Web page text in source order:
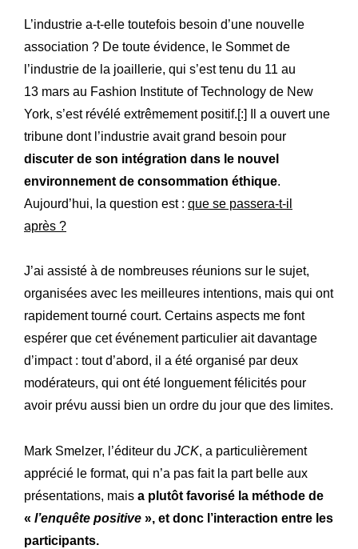
L’industrie a-t-elle toutefois besoin d’une nouvelle
association ? De toute évidence, le Sommet de
l’industrie de la joaillerie, qui s’est tenu du 11 au
13 mars au Fashion Institute of Technology de New
York, s’est révélé extrêmement positif.[:]
Il a ouvert une
tribune dont l’industrie avait grand besoin pour
discuter de son intégration dans le nouvel
environnement de consommation éthique.
Aujourd’hui, la question est : que se passera-t-il
après ?
J’ai assisté à de nombreuses réunions sur le sujet,
organisées avec les meilleures intentions, mais qui ont
rapidement tourné court. Certains aspects me font
espérer que cet événement particulier ait davantage
d’impact : tout d’abord, il a été organisé par deux
modérateurs, qui ont été longuement félicités pour
avoir prévu aussi bien un ordre du jour que des limites.
Mark Smelzer, l’éditeur du JCK, a particulièrement
apprécié le format, qui n’a pas fait la part belle aux
présentations, mais a plutôt favorisé la méthode de
« l’enquête positive », et donc l’interaction entre les
participants.